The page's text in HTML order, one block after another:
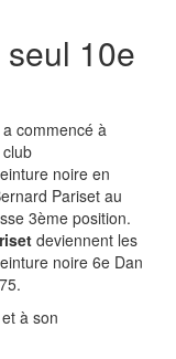
10e
commencé à
noire en
Pariset au
3ème position.
deviennent les
noire 6e Dan
à son